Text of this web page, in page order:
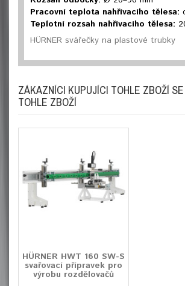
Pracovní teplota nahřívacího tělesa:
Teplotní rozsah nahřívacího tělesa:
HÜRNER svářečky na plastové trubky
ZÁKAZNÍCI KUPUJÍCI TOHLE ZBOŽÍ
TOHLE ZBOŽÍ
HÜRNER HWT 160 SW-S
svařovací přípravek pro
výrobu rozdělovačů